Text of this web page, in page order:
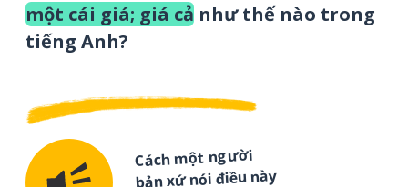
một cái giá; giá cả như thế nào trong
tiếng Anh?
Cách một người
bản xứ nói điều này